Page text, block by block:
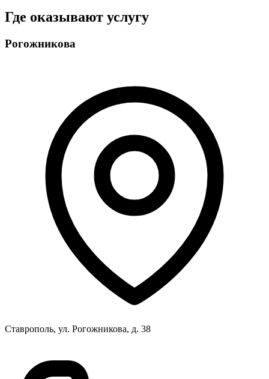
Где оказывают услугу
Рогожникова
Ставрополь, ул. Рогожникова, д. 38